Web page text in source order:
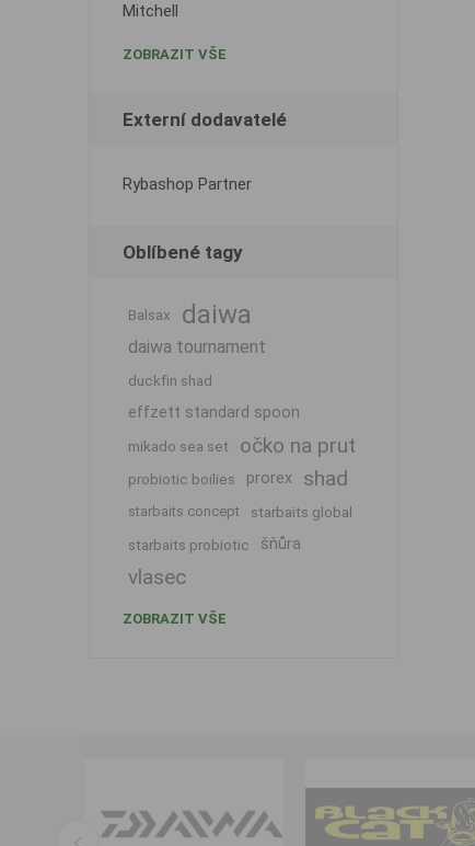
Mitchell
ZOBRAZIT VŠE
Externí dodavatelé
Rybashop Partner
Oblíbené tagy
Balsax daiwa
daiwa tournament
duckfin shad
effzett standard spoon
mikado sea set očko na prut
probiotic boilies prorex shad
starbaits concept
starbaits global
starbaits probiotic
šňůra
vlasec
ZOBRAZIT VŠE